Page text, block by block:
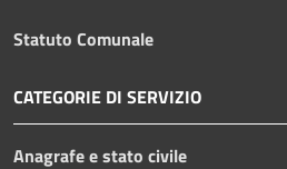
Statuto Comunale
CATEGORIE DI SERVIZIO
Anagrafe e stato civile